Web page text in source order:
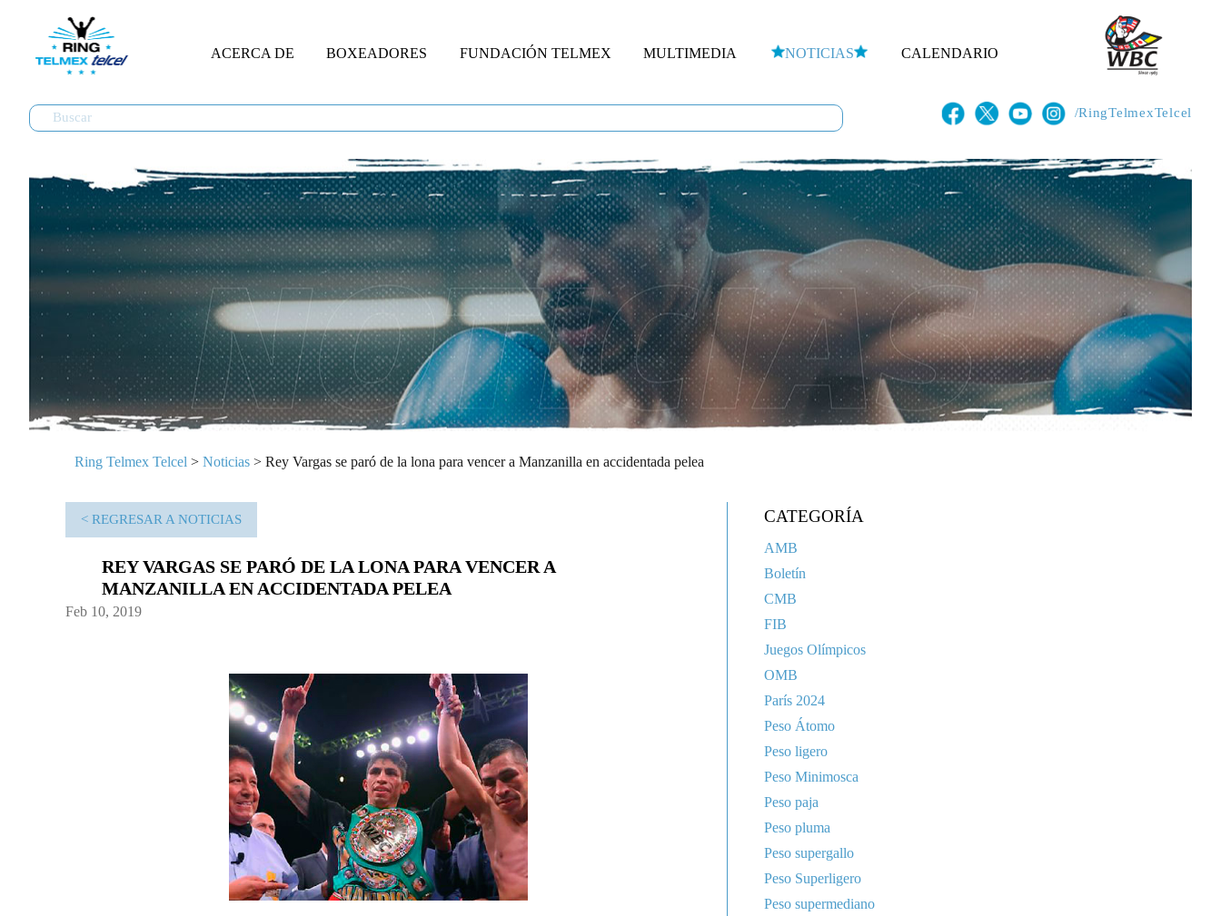
ACERCA DE BOXEADORES FUNDACIÓN TELMEX MULTIMEDIA NOTICIAS CALENDARIO
/RingTelmexTelcel
Ring Telmex Telcel > Noticias > Rey Vargas se paró de la lona para vencer a Manzanilla en accidentada pelea
< REGRESAR A NOTICIAS
REY VARGAS SE PARÓ DE LA LONA PARA VENCER A
MANZANILLA EN ACCIDENTADA PELEA
Feb 10, 2019
CATEGORÍA
AMB
Boletín
CMB
FIB
Juegos Olímpicos
OMB
París 2024
Peso Átomo
Peso ligero
Peso Minimosca
Peso paja
Peso pluma
Peso supergallo
Peso Superligero
Peso supermediano